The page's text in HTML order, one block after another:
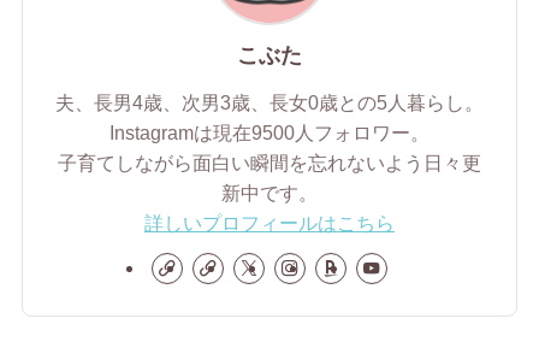
こぶた
夫、長男4歳、次男3歳、長女0歳との5人暮らし。
Instagramは現在9500人フォロワー。
子育てしながら面白い瞬間を忘れないよう日々更
新中です。
詳しいプロフィールはこちら